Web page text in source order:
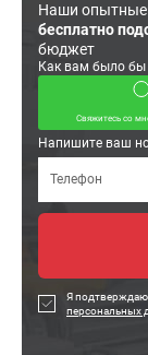
Наши опытные
бесплатно
бюджет
Как вам было бы
Свяжитесь со
Напишите ваш
Я подтверждаю
персональных